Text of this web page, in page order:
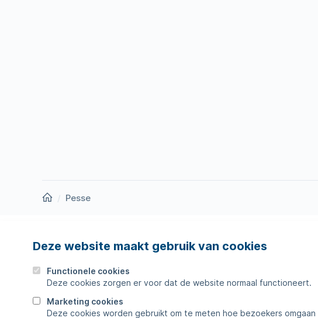
Deze website maakt gebruik van cookies
Functionele cookies
Deze cookies zorgen er voor dat de website normaal functioneert.
Marketing cookies
Deze cookies worden gebruikt om te meten hoe bezoekers
Homepage
Pesse
Nieuws
Werken bij
Zakelijk
Storingen
Veelgestelde vragen